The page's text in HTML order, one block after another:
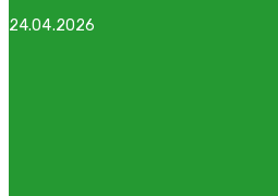
24.04.2026